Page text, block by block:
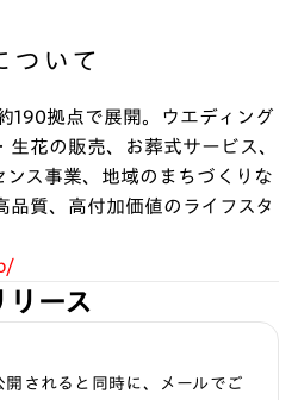
ついて
190拠点で展開。ウエディング
花の販売、お葬式サービス、
ンス事業、地域のまちづくりな
品質、高付加価値のライフスタ
ース
されると同時に、メールでご